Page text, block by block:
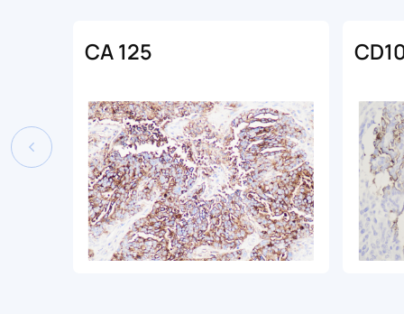
CA 125